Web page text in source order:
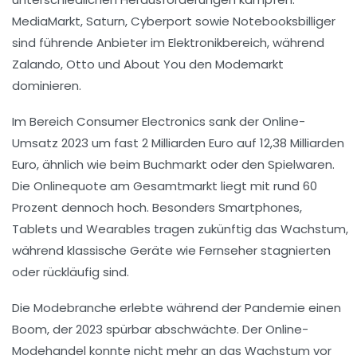
MediaMarkt, Saturn, Cyberport sowie Notebooksbilliger
sind führende Anbieter im Elektronikbereich, während
Zalando, Otto und About You den Modemarkt
dominieren.
Im Bereich Consumer Electronics sank der Online-
Umsatz 2023 um fast 2 Milliarden Euro auf 12,38 Milliarden
Euro, ähnlich wie beim Buchmarkt oder den Spielwaren.
Die Onlinequote am Gesamtmarkt liegt mit rund 60
Prozent dennoch hoch. Besonders Smartphones,
Tablets und Wearables tragen zukünftig das Wachstum,
während klassische Geräte wie Fernseher stagnierten
oder rückläufig sind.
Die Modebranche erlebte während der Pandemie einen
Boom, der 2023 spürbar abschwächte. Der Online-
Modehandel konnte nicht mehr an das Wachstum vor